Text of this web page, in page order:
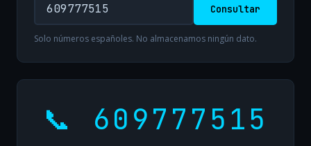
Consultar
Solo números españoles. No almacenamos ningún dato.
📞 609777515